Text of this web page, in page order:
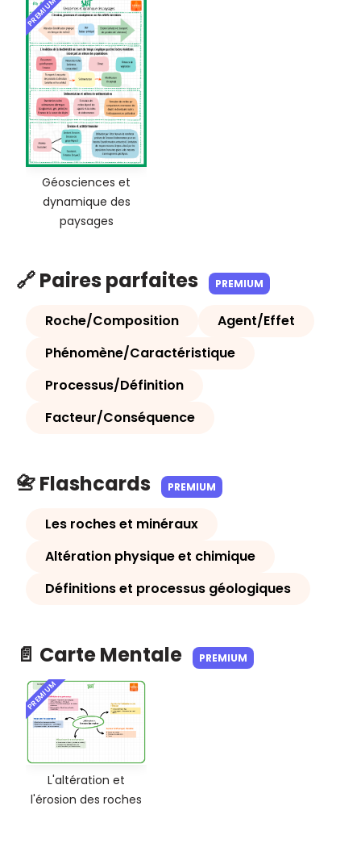
PREMIUM
Géosciences et
dynamique des
paysages
🔗 Paires parfaites PREMIUM
Roche/Composition
Agent/Effet
Phénomène/Caractéristique
Processus/Définition
Facteur/Conséquence
📇 Flashcards PREMIUM
Les roches et minéraux
Altération physique et chimique
Définitions et processus géologiques
📄 Carte Mentale PREMIUM
PREMIUM
L'altération et
l'érosion des roches